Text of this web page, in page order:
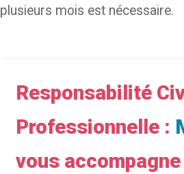
plusieurs mois est nécessaire.
Responsabilité
Professionnelle :
vous